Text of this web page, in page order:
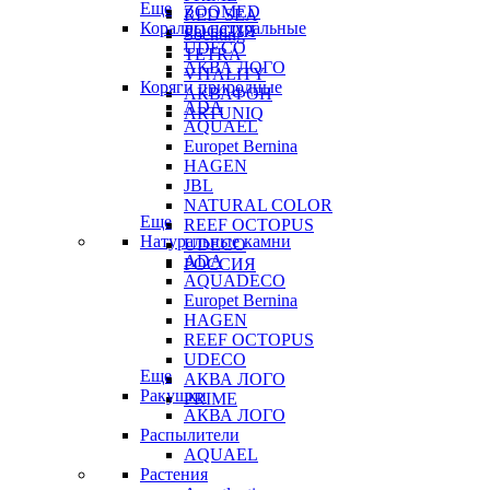
RED SEA
Sochting
TETRA
VITALITY
АКВАФОН
ARTUNIQ
ZOOMED
РОССИЯ
Еще
Кораллы натуральные
UDECO
АКВА ЛОГО
Коряги природные
ADA
AQUAEL
Europet Bernina
HAGEN
JBL
NATURAL COLOR
REEF OCTOPUS
UDECO
РОССИЯ
Еще
Натуральные камни
ADA
AQUADECO
Europet Bernina
HAGEN
REEF OCTOPUS
UDECO
АКВА ЛОГО
PRIME
Еще
Ракушки
АКВА ЛОГО
Распылители
AQUAEL
Растения